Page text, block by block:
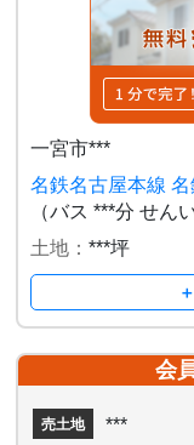
一宮市***
名鉄名古屋本線
（バス ***分 せん
土地：***坪
会
売土地 ***